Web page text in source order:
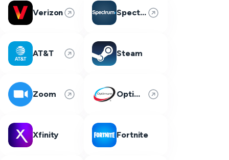
Verizon Spectrum
AT&T Steam
Zoom Optimum
Xfinity Fortnite